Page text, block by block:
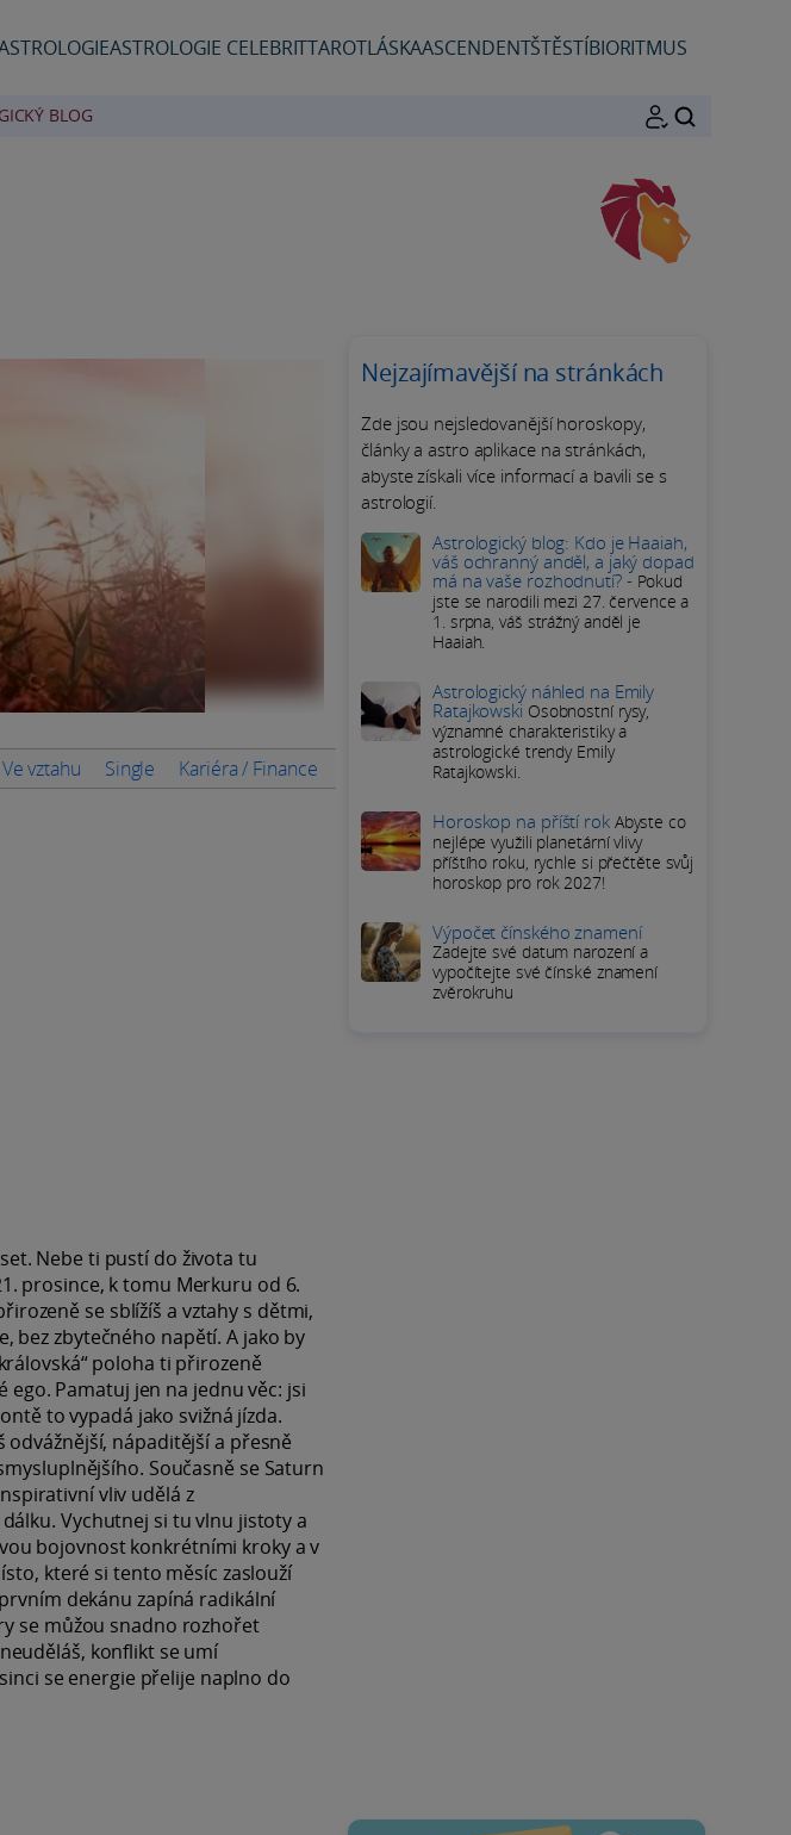
ASTROLOGIE CELEBRITTAROTLÁSKAASCENDENTŠTĚSTÍBIORITMUS
BLOG
Ve vztahu Single Kariéra / Finance Rady na měsíc PODROBNÝ HOROSKOP Lva
Nebe ti pustí do života tu
prosince, k tomu Merkuru od 6.
se sblížíš a vztahy s dětmi,
bez zbytečného napětí. A jako by
poloha ti přirozeně
Pamatuj jen na jednu věc: jsi
to vypadá jako svižná jízda.
nápaditější a přesně
Současně se Saturn
vliv udělá z
Vychutnej si tu vlnu jistoty a
bojovnost konkrétními kroky a v
které si tento měsíc zaslouží
dekánu zapíná radikální
se můžou snadno rozhořet
konflikt se umí
se energie přelije naplno do
Nejzajímavější na stránkách
Zde jsou nejsledovanější horoskopy,
články a astro aplikace na stránkách,
abyste získali více informací a bavili se s
astrologií.
Astrologický blog: Kdo je Haaiah,
váš ochranný anděl, a jaký dopad
má na vaše rozhodnutí? - Pokud
jste se narodili mezi 27. července a
1. srpna, váš strážný anděl je
Haaiah.
Astrologický náhled na Emily
Ratajkowski Osobnostní rysy,
významné charakteristiky a
astrologické trendy Emily
Ratajkowski.
Horoskop na příští rok Abyste co
nejlépe využili planetární vlivy
příštího roku, rychle si přečtěte svůj
horoskop pro rok 2027!
Výpočet čínského znamení
Zadejte své datum narození a
vypočítejte své čínské znamení
zvěrokruhu